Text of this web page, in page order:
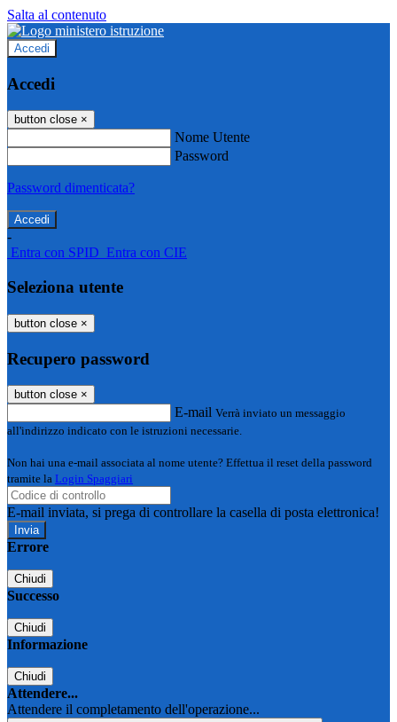
Salta al contenuto
Accedi
Accedi
button close ×
Nome Utente
Password
Password dimenticata?
-
Entra con SPID Entra con CIE
Seleziona utente
button close ×
Recupero password
button close ×
E-mail Verrà inviato un messaggio
all'indirizzo indicato con le istruzioni necessarie.
Non hai una e-mail associata al nome utente? Effettua il reset della password
tramite la Login Spaggiari
E-mail inviata, si prega di controllare la casella di posta elettronica!
Errore
Chiudi
Successo
Chiudi
Informazione
Chiudi
Attendere...
Attendere il completamento dell'operazione...